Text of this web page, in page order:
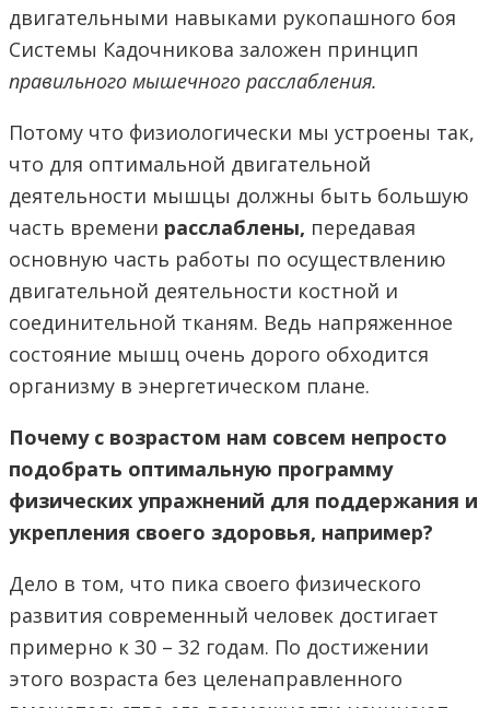
двигательными навыками рукопашного боя
Системы Кадочникова заложен принцип
правильного мышечного расслабления.
Потому что физиологически мы устроены так,
что для оптимальной двигательной
деятельности мышцы должны быть большую
часть времени расслаблены, передавая
основную часть работы по осуществлению
двигательной деятельности костной и
соединительной тканям. Ведь напряженное
состояние мышц очень дорого обходится
организму в энергетическом плане.
Почему с возрастом нам совсем непросто
подобрать оптимальную программу
физических упражнений для поддержания и
укрепления своего здоровья, например?
Дело в том, что пика своего физического
развития современный человек достигает
примерно к 30 – 32 годам. По достижении
этого возраста без целенаправленного